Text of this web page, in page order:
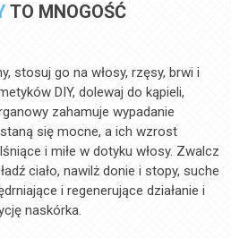
TO MNOGOŚĆ
stosuj go na włosy, rzęsy, brwi i
DIY, dolewaj do kąpieli,
zahamuje wypadanie
się mocne, a ich wzrost
i miłe w dotyku włosy. Zwalcz
ciało, nawilż donie i stopy, suche
i regenerujące działanie i
naskórka.